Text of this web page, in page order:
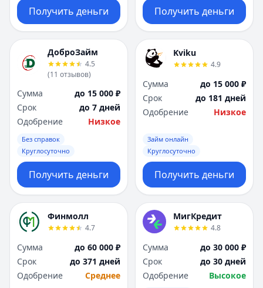
Получить деньги Получить деньги
ДоброЗайм
4.5
(11 отзывов)
Сумма
до 15 000 ₽
Срок
до 7 дней
Одобрение
Низкое
Без справок
Круглосуточно
Получить деньги
Kviku
4.9
Сумма
до 15 000 ₽
Срок
до 181 дней
Одобрение
Низкое
Займ онлайн
Круглосуточно
Получить деньги
Финмолл
4.7
Сумма
до 60 000 ₽
Срок
до 371 дней
Одобрение
Среднее
МигКредит
4.8
Сумма
до 30 000 ₽
Срок
до 30 дней
Одобрение
Высокое